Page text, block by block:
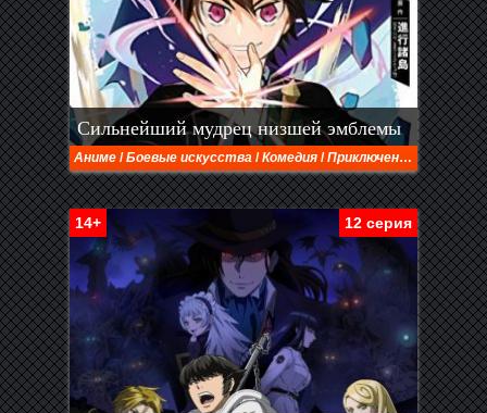
Сильнейший мудрец низшей эмблемы
Аниме /Боевые искусства /Комедия /Приключения /Фэнтези
12 серия
14+